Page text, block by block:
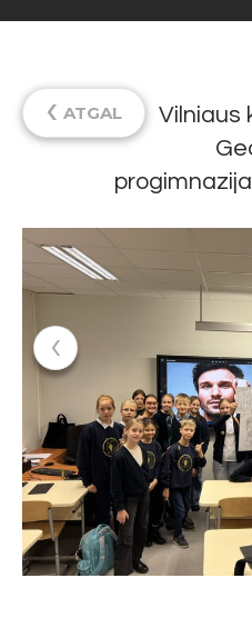
‹
‹ ATGAL
Vilniaus